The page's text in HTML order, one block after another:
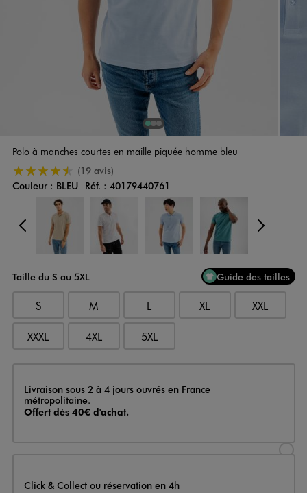
1Sur 3
2Sur 3
3 Sur 3
Polo à manches courtes en maille piquée homme bleu
4.5/5 de moyenne
(19 avis)
Couleur
Couleur : BLEU Réf. : 40179440761
Choisissez votre Couleur
Précédent
Taille du S au 5XL Guide des tailles
S M L XL XXL
XXXL 4XL 5XL
Livraison
Livraison sous 2 à 4 jours ouvrés en France
métropolitaine.
Offert dès 40€ d'achat.
Click & Collect ou réservation en 4h